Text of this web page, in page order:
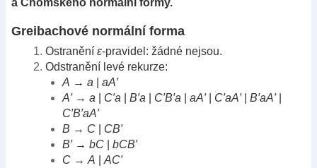
a Chomského normální formy.
Greibachové normální forma
Ostranění ε-pravidel: žádné nejsou.
Odstranění levé rekurze:
A → a
aA′
A′→ a C′a B′a C′B′a aA′| C′aA′| B′aA′|
C′B′aA′
B → C
CB′
B′→ bC
bCB′
C → A
AC′